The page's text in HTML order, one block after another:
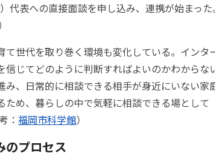
代表への直接面談を申し込み、連携が始まった
て世代を取り巻く環境も変化している。イン
信じてどのように判断すればよいのかわから
み、日常的に相談できる相手が身近にいない
ため、暮らしの中で気軽に相談できる場とし
： 福岡市科学館）
のプロセス